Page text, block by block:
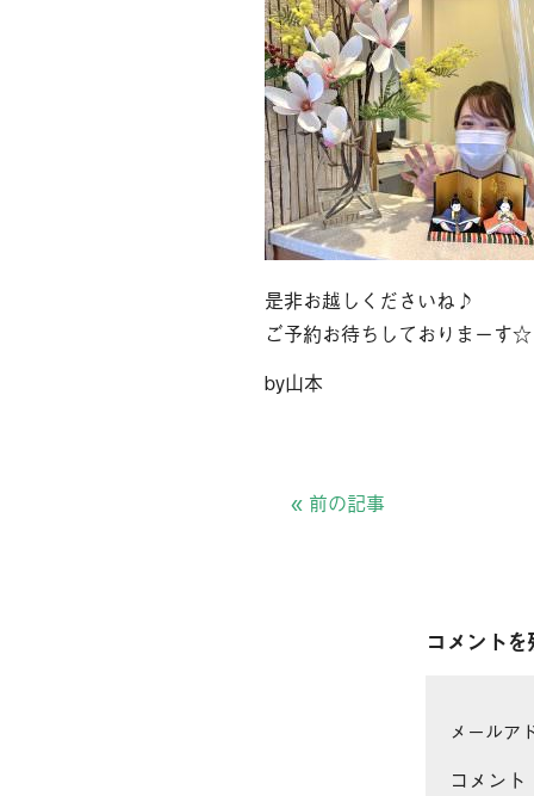
是非お越しくださいね♪
ご予約お待ちしておりまーす☆
by山本
« 前の記事
コメント
メールア
コメント